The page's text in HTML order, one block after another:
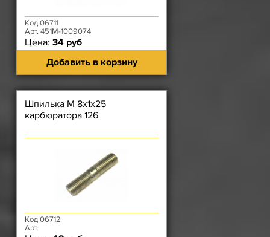
Код 06711
Арт. 451М-1009074
Цена: 34 руб
Добавить в корзину
Шпилька М 8х1х25
карбюратора 126
Код 06712
Арт.